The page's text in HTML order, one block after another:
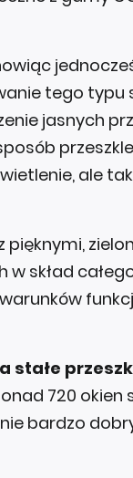
tego typu
jasnych
ale
pięknymi,
skład
stałe
720 okien
bardzo